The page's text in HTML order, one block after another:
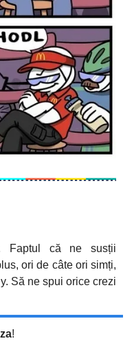
Faptul că ne susții
ori de câte ori simți,
Să ne spui orice crezi
!